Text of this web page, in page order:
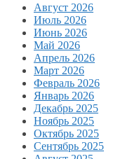
Август 2026
Июль 2026
Июнь 2026
Май 2026
Апрель 2026
Март 2026
Февраль 2026
Январь 2026
Декабрь 2025
Ноябрь 2025
Октябрь 2025
Сентябрь 2025